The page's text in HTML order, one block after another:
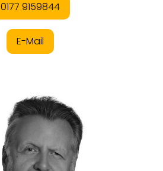
0177 9159844
E-Mail